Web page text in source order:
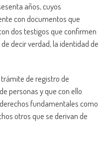
años, cuyos
con documentos que
dos testigos que confirmen
decir verdad, la identidad de
de registro de
personas y que con ello
fundamentales como
otros que se derivan de